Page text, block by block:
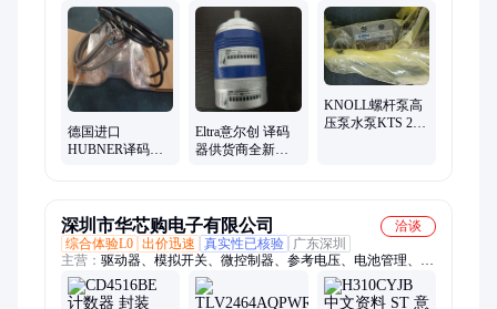
ADDI模块、ophir激光功率计、hbm扭矩传感器、霍纳hohner编码
器、Haskel泵、Zimmer钳制器
德国进口
HUBNER译码器
Eltra意尔创 译码
器供货商全新原
KNOLL螺杆泵高
压泵水泵KTS 20-
深圳市华芯购电子有限公司
洽谈
综合体验L0 出价迅速 真实性已核验
广东深圳
主营： 驱动器、模拟开关、微控制器、参考电压、电池管理、视
频开关ic、仪表放大器、音频放大器、开关稳压器、数字隔离
器、精密放大器、运算放大器、点火控制器、开关控制器、可编